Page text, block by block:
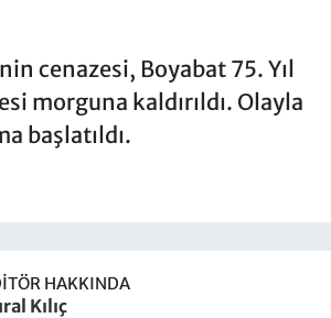
cenazesi, Boyabat 75. Yıl
morguna kaldırıldı. Olayla
başlatıldı.
HAKKINDA
Kılıç